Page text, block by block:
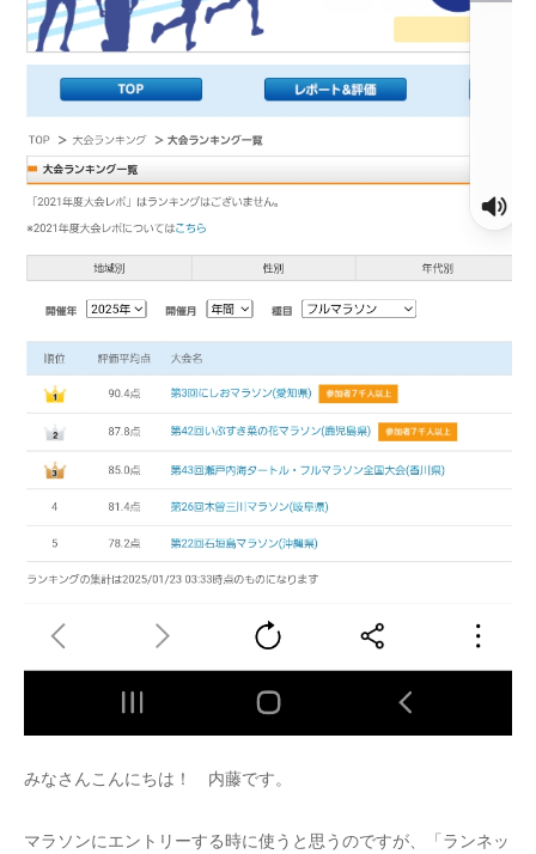
みなさんこんにちは！ 内藤です。
マラソンにエントリーする時に使うと思うのですが、「ランネッ